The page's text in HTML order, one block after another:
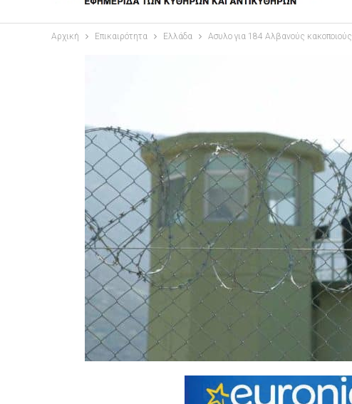
Αρχική Επικαιρότητα Ελλάδα Ασυλο για 184 Αλβανούς κακοποιούς